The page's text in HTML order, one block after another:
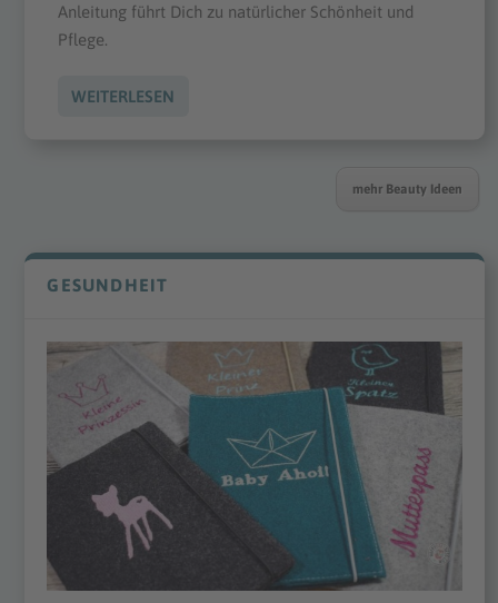
Anleitung führt Dich zu natürlicher Schönheit und
Pflege.
WEITERLESEN
mehr Beauty Ideen
GESUNDHEIT